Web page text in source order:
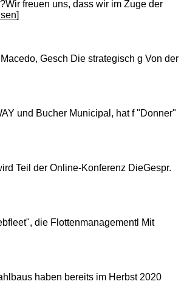
freuen uns, dass wir im Zuge der
Gesch Die strategisch g Von der
und Bucher Municipal, hat f "Donner"
Teil der Online-Konferenz DieGespr.
die Flottenmanagementl Mit
haben bereits im Herbst 2020